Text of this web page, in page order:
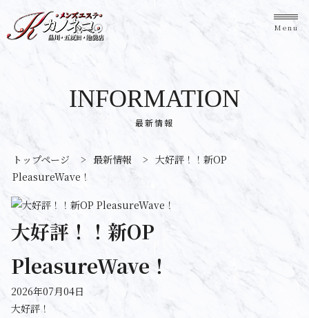
Menu
最新情報
INFORMATION
トップページ > 最新情報 > 大好評！！新OP
PleasureWave！
大好評！！新OP
PleasureWave！
2026年07月04日
大好評！